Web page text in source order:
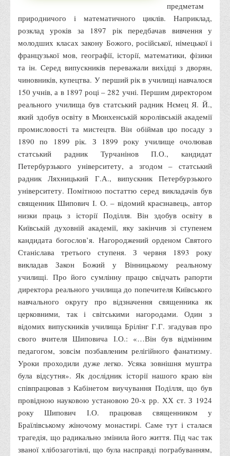
ТОП-20 кращих студентів 2019
ТОП-20 кращих студентів 2018
ТОП-20 кращих студентів 2017
Вступнику
Чому варто обирати ВТЕІ?
Етапи вступної кампанії 2026
Перелік спеціальностей, освітніх програм
Перелік документів
Обсяги державного замовлення
Розклади проведення вступних випробувань та співбесід
Розмір плати за надання освітніх послуг на 2026-2027 н.р.
Приймальна комісія
Положення про приймальну комісію
Положення про апеляційну комісію
Рішення приймальної комісії
Порядок прийому
Правила прийому на навчання
Програми вступних випробувань
Перелік предметних тестів єдиного вступного фахового
випробування для вступу для здобуття ступеня магістра на
основі НРК6, НРК7
Положення про організацію та проведення вступних
випробувань
Відеозаписи вступних випробувань
Вступникам з ТОТ
Як обрати спеціальність: 10 порад вступникам
Ми в Telegram
предметам
природничого і математичного циклів. Наприклад,
розклад уроків за 1897 рік передбачав вивчення у
молодших класах закону Божого, російської, німецької і
французької мов, географії, історії, математики, фізики
та ін. Серед випускників переважали вихідці з дворян,
чиновників, купецтва. У перший рік в училищі навчалося
150 учнів, а в 1897 році – 282 учні. Першим директором
реального училища був статський радник Нємец Я. Й.,
який здобув освіту в Мюнхенській королівській академії
промисловості та мистецтв. Він обіймав цю посаду з
1890 по 1899 рік. З 1899 року училище очолював
статський радник Турчанінов П.О., кандидат
Петербурзького університету, а згодом – статський
радник Ляхницький Г.А., випускник Петербурзького
університету. Помітною постаттю серед викладачів був
священник Шипович І. О. – відомий краєзнавець, автор
низки праць з історії Поділля. Він здобув освіту в
Київській духовній академії, яку закінчив зі ступенем
кандидата богослов’я. Нагороджений орденом Святого
Станіслава третього ступеня. З червня 1893 року
викладав Закон Божий у Вінницькому реальному
училищі. Про його сумлінну працю свідчать рапорти
директора реального училища до попечителя Київського
навчального округу про відзначення священника як
церковними, так і світськими нагородами. Один з
відомих випускників училища Брілінг Г.Г. згадував про
свого вчителя Шиповича І.О.: «…Він був відмінним
педагогом, зовсім позбавленим релігійного фанатизму.
Уроки проходили дуже легко. Усяка зовнішня муштра
була відсутня». Як дослідник історії нашого краю він
співпрацював з Кабінетом виучування Поділля, що був
провідною науковою установою 20-х рр. ХХ ст. З 1924
року Шипович І.О. працював священником у
Браїлівському жіночому монастирі. Саме тут і сталася
трагедія, що радикально змінила його життя. Під час так
званої хлібозаготівлі, що була насправді пограбуванням,